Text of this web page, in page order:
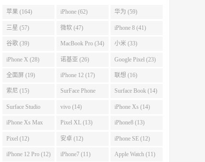
苹果 (164) iPhone (62) 华为 (59)
三星 (57) 微软 (47) iPhone 8 (41)
谷歌 (39) MacBook Pro (34) 小米 (33)
iPhone X (28) 诺基亚 (26) Google Pixel (23)
全面屏 (19) iPhone 12 (17) 联想 (16)
索尼 (15) SurFace Phone
(14)
Surface Book (14)
Surface Studio
(14)
vivo (14) iPhone Xs (14)
iPhone Xs Max
(14)
Pixel XL (13) iPhone8 (13)
Pixel (12) 安卓 (12) iPhone SE (12)
iPhone 12 Pro (12) iPhone7 (11) Apple Watch (11)